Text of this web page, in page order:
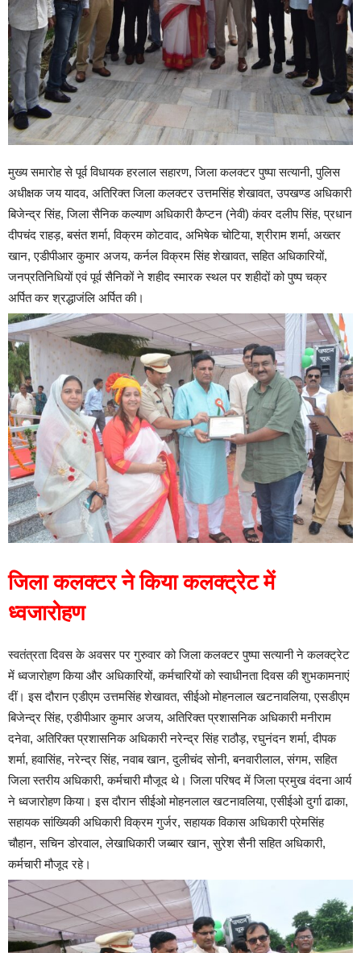
मुख्य समारोह से पूर्व विधायक हरलाल सहारण, जिला कलक्टर पुष्पा सत्यानी, पुलिस
अधीक्षक जय यादव, अतिरिक्त जिला कलक्टर उत्तमसिंह शेखावत, उपखण्ड अधिकारी
बिजेन्द्र सिंह, जिला सैनिक कल्याण अधिकारी कैप्टन (नेवी) कंवर दलीप सिंह, प्रधान
दीपचंद राहड़, बसंत शर्मा, विक्रम कोटवाद, अभिषेक चोटिया, श्रीराम शर्मा, अख्तर
खान, एडीपीआर कुमार अजय, कर्नल विक्रम सिंह शेखावत, सहित अधिकारियों,
जनप्रतिनिधियों एवं पूर्व सैनिकों ने शहीद स्मारक स्थल पर शहीदों को पुष्प चक्र
अर्पित कर श्रद्धाजंलि अर्पित की।
जिला कलक्टर ने किया कलक्ट्रेट में
ध्वजारोहण
स्वतंत्रता दिवस के अवसर पर गुरुवार को जिला कलक्टर पुष्पा सत्यानी ने कलक्ट्रेट
में ध्वजारोहण किया और अधिकारियों, कर्मचारियों को स्वाधीनता दिवस की शुभकामनाएं
दीं। इस दौरान एडीएम उत्तमसिंह शेखावत, सीईओ मोहनलाल खटनावलिया, एसडीएम
बिजेन्द्र सिंह, एडीपीआर कुमार अजय, अतिरिक्त प्रशासनिक अधिकारी मनीराम
दनेवा, अतिरिक्त प्रशासनिक अधिकारी नरेन्द्र सिंह राठौड़, रघुनंदन शर्मा, दीपक
शर्मा, हवासिंह, नरेन्द्र सिंह, नवाब खान, दुलीचंद सोनी, बनवारीलाल, संगम, सहित
जिला स्तरीय अधिकारी, कर्मचारी मौजूद थे। जिला परिषद में जिला प्रमुख वंदना आर्य
ने ध्वजारोहण किया। इस दौरान सीईओ मोहनलाल खटनावलिया, एसीईओ दुर्गा ढाका,
सहायक सांख्यिकी अधिकारी विक्रम गुर्जर, सहायक विकास अधिकारी प्रेमसिंह
चौहान, सचिन डोरवाल, लेखाधिकारी जब्बार खान, सुरेश सैनी सहित अधिकारी,
कर्मचारी मौजूद रहे।